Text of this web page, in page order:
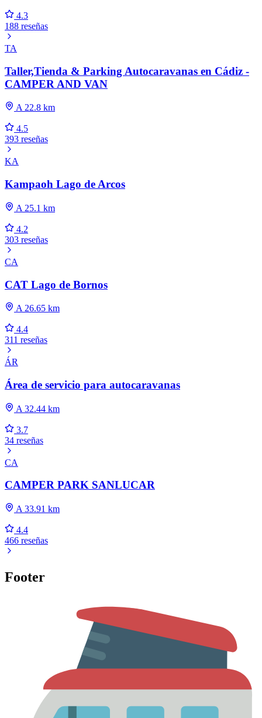
4.3
188 reseñas
TA
Taller,Tienda & Parking Autocaravanas en Cádiz -
CAMPER AND VAN
A 22.8 km
4.5
393 reseñas
KA
Kampaoh Lago de Arcos
A 25.1 km
4.2
303 reseñas
CA
CAT Lago de Bornos
A 26.65 km
4.4
311 reseñas
ÁR
Área de servicio para autocaravanas
A 32.44 km
3.7
34 reseñas
CA
CAMPER PARK SANLUCAR
A 33.91 km
4.4
466 reseñas
Footer